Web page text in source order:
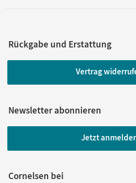
Rückgabe und Erstattung
Vertrag
Newsletter abonnieren
Jetzt
Cornelsen bei